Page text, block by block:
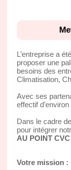
L’entreprise a
proposer une
besoins des
Climatisation,
Avec ses
effectif
Dans le cadre
pour intégrer
AU POINT
Votre mission :